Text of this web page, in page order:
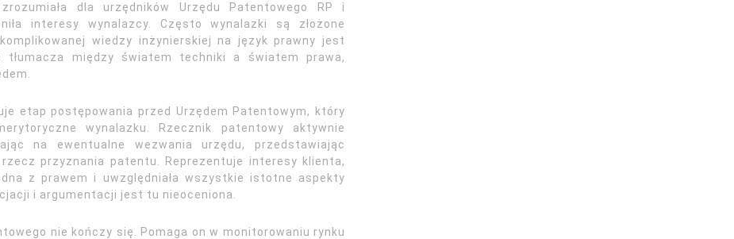
dla urzędników Urzędu Patentowego RP i
interesy wynalazcy. Często wynalazki są złożone
wiedzy inżynierskiej na język prawny jest
tłumacza między światem techniki a światem prawa,
etap postępowania przed Urzędem Patentowym, który
wynalazku. Rzecznik patentowy aktywnie
na ewentualne wezwania urzędu, przedstawiając
przyznania patentu. Reprezentuje interesy klienta,
z prawem i uwzględniała wszystkie istotne aspekty
i argumentacji jest tu nieoceniona.
nie kończy się. Pomaga on w monitorowaniu rynku